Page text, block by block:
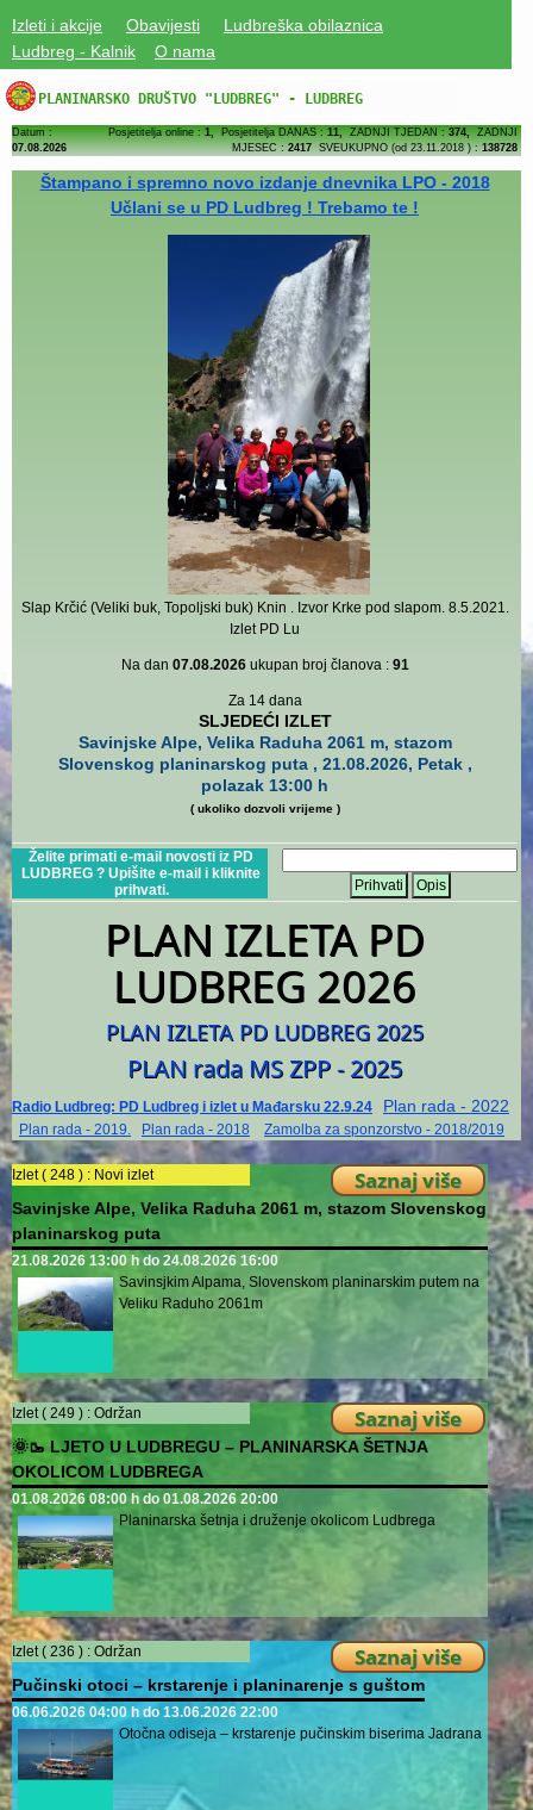
Izleti i akcije Obavijesti
Ludbreška obilaznica
Ludbreg - Kalnik
O nama
PLANINARSKO DRUŠTVO "LUDBREG" - LUDBREG
Datum :
07.08.2026
Posjetitelja online : 1, Posjetitelja DANAS : 11, ZADNJI TJEDAN : 374, ZADNJI
MJESEC : 2417 SVEUKUPNO (od 23.11.2018 ) : 138728
Štampano i spremno novo izdanje dnevnika LPO - 2018
Učlani se u PD Ludbreg ! Trebamo te !
Slap Krčić (Veliki buk, Topoljski buk) Knin . Izvor Krke pod slapom. 8.5.2021.
Izlet PD Lu
Na dan 07.08.2026ukupan broj članova : 91
Za 14 dana
SLJEDEĆI IZLET
Savinjske Alpe, Velika Raduha 2061 m, stazom
Slovenskog planinarskog puta , 21.08.2026, Petak ,
polazak 13:00 h
( ukoliko dozvoli vrijeme )
Želite primati e-mail novosti iz PD
LUDBREG ? Upišite e-mail i kliknite
prihvati.
Prihvati Opis
PLAN IZLETA PD
LUDBREG 2026
PLAN IZLETA PD LUDBREG 2025
PLAN rada MS ZPP - 2025
Radio Ludbreg: PD Ludbreg i izlet u Mađarsku 22.9.24 Plan rada - 2022
Plan rada - 2019. Plan rada - 2018 Zamolba za sponzorstvo - 2018/2019
Izlet ( 248 ) : Novi izlet Saznaj više
Savinjske Alpe, Velika Raduha 2061 m, stazom Slovenskog
planinarskog puta
21.08.2026 13:00 h do 24.08.2026 16:00
Savinsjkim Alpama, Slovenskom planinarskim putem na
Veliku Raduho 2061m
Izlet ( 249 ) : Održan Saznaj više
🌞🥾 LJETO U LUDBREGU – PLANINARSKA ŠETNJA
OKOLICOM LUDBREGA
01.08.2026 08:00 h do 01.08.2026 20:00
Planinarska šetnja i druženje okolicom Ludbrega
Izlet ( 236 ) : Održan Saznaj više
Pučinski otoci – krstarenje i planinarenje s guštom
06.06.2026 04:00 h do 13.06.2026 22:00
Otočna odiseja – krstarenje pučinskim biserima Jadrana